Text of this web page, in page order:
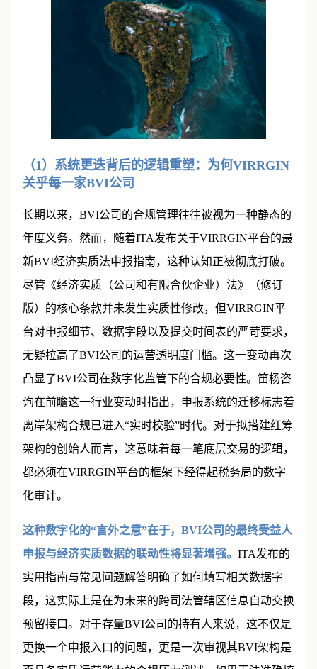
（1）系统更迭背后的逻辑重塑：为何VIRRGIN
关乎每一家BVI公司
长期以来，BVI公司的合规管理往往被视为一种静态的
年度义务。然而，随着ITA发布关于VIRRGIN平台的最
新BVI经济实质法申报指南，这种认知正被彻底打破。
尽管《经济实质（公司和有限合伙企业）法》（修订
版）的核心条款并未发生实质性修改，但VIRRGIN平
台对申报细节、数据字段以及提交时间表的严苛要求，
无疑拉高了BVI公司的运营透明度门槛。这一变动再次
凸显了BVI公司在数字化监管下的合规必要性。笛杨咨
询在前瞻这一行业变动时指出，申报系统的迁移标志着
离岸架构合规已进入“实时校验”时代。对于拟搭建红筹
架构的创始人而言，这意味着每一笔底层交易的逻辑，
都必须在VIRRGIN平台的框架下经得起税务局的数字
化审计。
这种数字化的“言外之意”在于，BVI公司的最终受益人
申报与经济实质数据的联动性将显著增强。 ITA发布的
实用指南与常见问题解答明确了如何填写相关数据字
段，这实际上是在为未来的跨司法管辖区信息自动交换
预留接口。对于存量BVI公司的持有人来说，这不仅是
更换一个申报入口的问题，更是一次审视其BVI架构是